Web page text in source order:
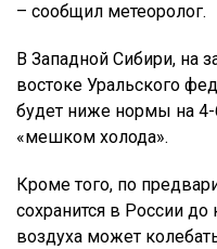
– сообщил метеоролог.
В Западной Сибири, на
востоке Уральского
будет ниже нормы на 4-
«мешком холода».
Кроме того, по
сохранится в России до
воздуха может